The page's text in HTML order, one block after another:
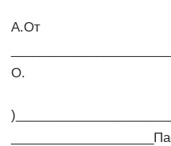
А.От
О.